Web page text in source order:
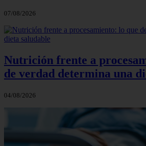
07/08/2026
Nutrición frente a
de verdad determina una
04/08/2026